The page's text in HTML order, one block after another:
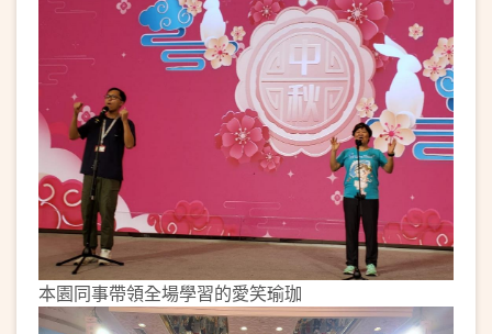
本園同事帶領全場學習的愛笑瑜珈